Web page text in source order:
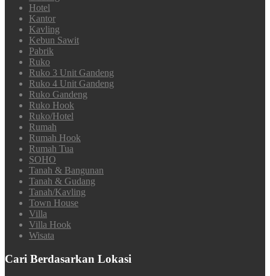
Hotel
Kantor
Kavling
Kebun Sawit
Pabrik
Ruko
Ruko 3 Unit Gandeng
Ruko 4 Unit Gandeng
Ruko Gandeng
Ruko Hook
Ruko/Hotel
Rumah
Rumah Hook
Rumah Tua
SOHO
Tanah & Bangunan
Tanah & Gudang
Tanah/Kavling
Town House
Villa
Villa Hook
Wisata
Cari Berdasarkan Lokasi